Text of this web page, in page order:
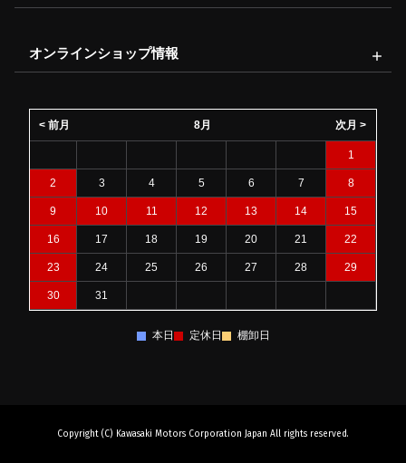
オンラインショップ情報
8月
< 前月 次月 >
1
2 3 4 5 6 7 8
9 10 11 12 13 14 15
16 17 18 19 20 21 22
23 24 25 26 27 28 29
30 31
本日 定休日 棚卸日
Copyright (C) Kawasaki Motors Corporation Japan All rights reserved.